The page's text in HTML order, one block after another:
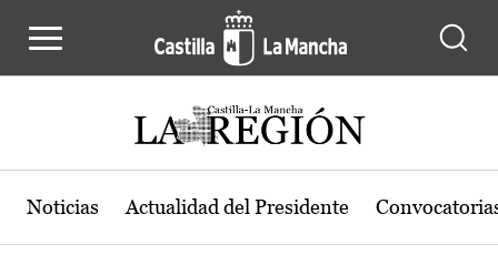
Noticias Actualidad del Presidente